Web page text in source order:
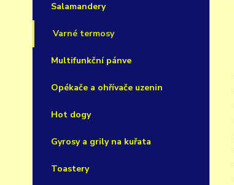
Salamandery
Varné termosy
Multifunkční pánve
Opékače a ohřívače uzenin
Hot dogy
Gyrosy a grily na kuřata
Toastery